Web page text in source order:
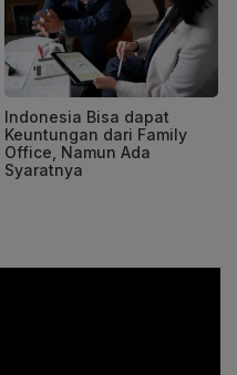
Indonesia Bisa dapat
Keuntungan dari Family
Office, Namun Ada
Syaratnya